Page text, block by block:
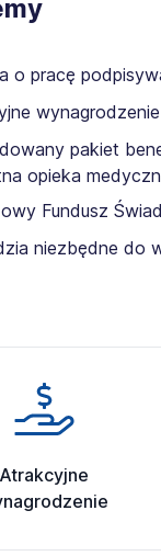
o pracę
pakiet
opieka
Fundusz
niezbędne do
Atrakcyjne